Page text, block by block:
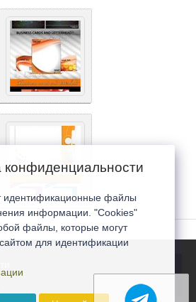
конфиденциальности
идентификационные файлы
информации. "Cookies"
файлы, которые могут
для идентификации